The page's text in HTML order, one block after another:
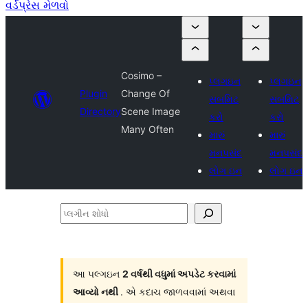
વર્ડપ્રેસ મેળવો
Plugin
Directory
Cosimo –
Change Of
Scene Image
Many Often
પ્લગઇન
સબમિટ
કરો
મારું
મનપસંદ
લોગ ઇન
પ્લગઇન
સબમિટ
કરો
મારું
મનપસંદ
લોગ ઇન
પ્લગીન
આ પલ્ગઇન 2 વર્ષથી વધુમાં અપડેટ કરવામાં
આવ્યો નથી . એ કદાચ જાળવવામાં અથવા